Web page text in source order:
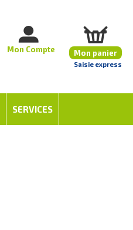
Mon Compte Mon panier
Saisie express
SERVICES